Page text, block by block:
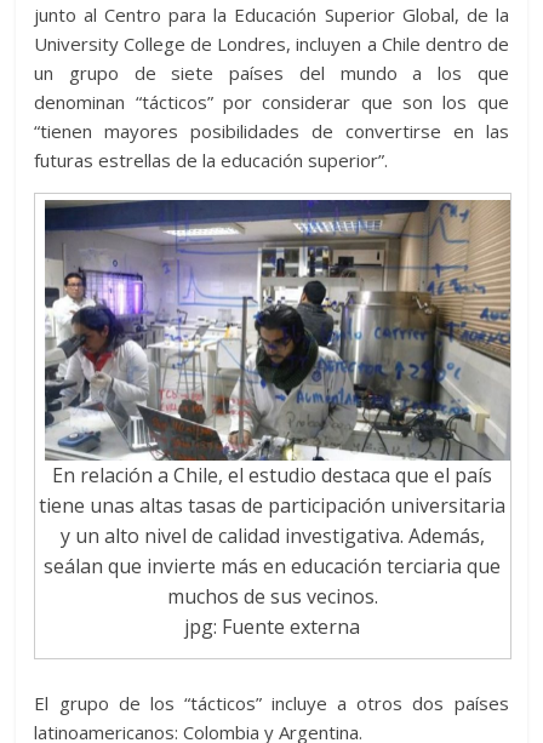
junto al Centro para la Educación Superior Global, de la
University College de Londres, incluyen a Chile dentro de
un grupo de siete países del mundo a los que
denominan “tácticos” por considerar que son los que
“tienen mayores posibilidades de convertirse en las
futuras estrellas de la educación superior”.
En relación a Chile, el estudio destaca que el país
tiene unas altas tasas de participación universitaria
y un alto nivel de calidad investigativa. Además,
seálan que invierte más en educación terciaria que
muchos de sus vecinos.
jpg: Fuente externa
El grupo de los “tácticos” incluye a otros dos países
latinoamericanos: Colombia y Argentina.